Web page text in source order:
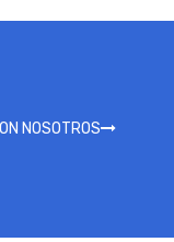
NOSOTROS